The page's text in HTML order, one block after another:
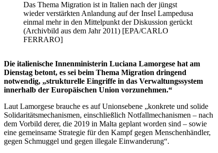
Das Thema Migration ist in Italien nach der jüngst
wieder verstärkten Anlandung auf der Insel Lampedusa
einmal mehr in den Mittelpunkt der Diskussion gerückt
(Archivbild aus dem Jahr 2011) [EPA/CARLO
FERRARO]
Die italienische Innenministerin Luciana Lamorgese hat am
Dienstag betont, es sei beim Thema Migration dringend
notwendig, „strukturelle Eingriffe in das Verwaltungssystem
innerhalb der Europäischen Union vorzunehmen.“
Laut Lamorgese brauche es auf Unionsebene „konkrete und solide
Solidaritätsmechanismen, einschließlich Notfallmechanismen – nach
dem Vorbild derer, die 2019 in Malta geplant worden sind – sowie
eine gemeinsame Strategie für den Kampf gegen Menschenhändler,
gegen Schmuggel und gegen illegale Einwanderung“.